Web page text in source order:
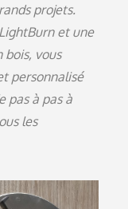
projets.
et une
bois, vous
personnalisé
pas à pas à
les